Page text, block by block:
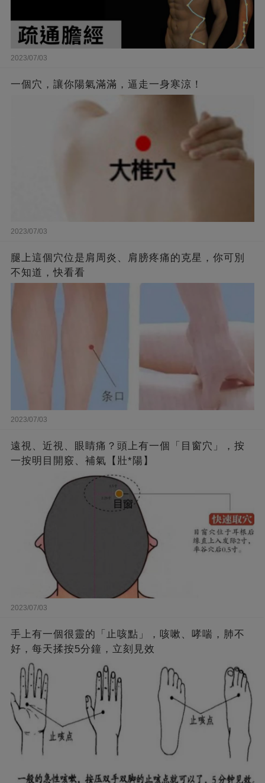
2023/07/03
一個穴，讓你陽氣滿滿，逼走一身寒涼！
2023/07/03
腿上這個穴位是肩周炎、肩膀疼痛的克星，你可別
不知道，快看看
2023/07/03
遠視、近視、眼睛痛？頭上有一個「目窗穴」，按
一按明目開竅、補氣【壯*陽】
2023/07/03
手上有一個很靈的「止咳點」，咳嗽、哮喘，肺不
好，每天揉按5分鐘，立刻見效